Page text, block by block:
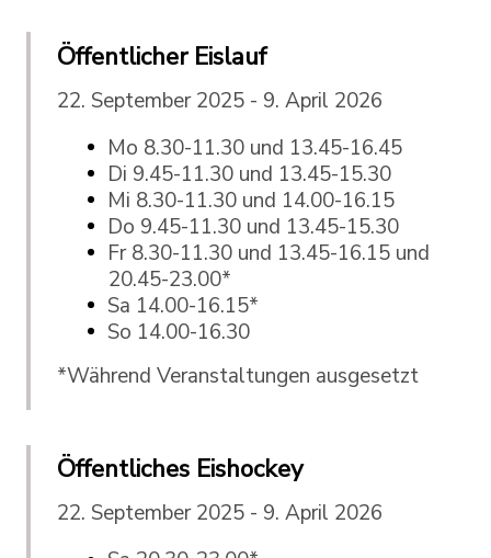
Öffentlicher Eislauf
22. September 2025 - 9. April 2026
Mo 8.30-11.30 und 13.45-16.45
Di 9.45-11.30 und 13.45-15.30
Mi 8.30-11.30 und 14.00-16.15
Do 9.45-11.30 und 13.45-15.30
Fr 8.30-11.30 und 13.45-16.15 und
20.45-23.00*
Sa 14.00-16.15*
So 14.00-16.30
*Während Veranstaltungen ausgesetzt
Öffentliches Eishockey
22. September 2025 - 9. April 2026